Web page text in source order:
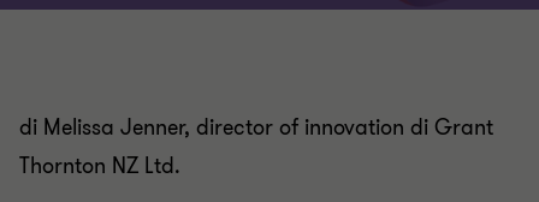
di Melissa Jenner, director of innovation di Grant
Thornton NZ Ltd.